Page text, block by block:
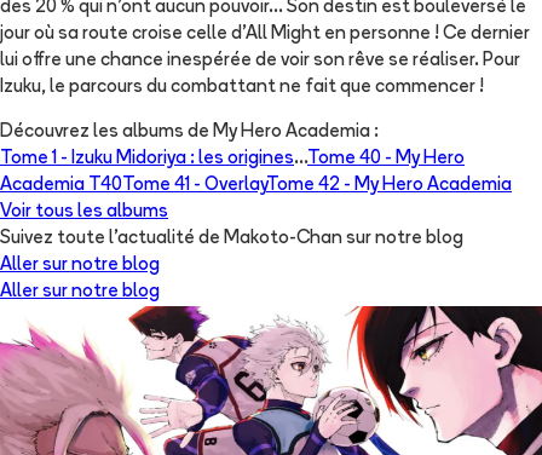
des 20 % qui n’ont aucun pouvoir… Son destin est bouleversé le
jour où sa route croise celle d’All Might en personne ! Ce dernier
lui offre une chance inespérée de voir son rêve se réaliser. Pour
Izuku, le parcours du combattant ne fait que commencer !
Découvrez les albums de My Hero Academia :
Tome 1 - Izuku Midoriya : les origines...Tome 40 - My Hero
Academia T40 Tome 41 - OverlayTome 42 - My Hero Academia
Voir tous les albums
Suivez toute l'actualité de Makoto-Chan sur notre blog
Aller sur notre blog
Aller sur notre blog